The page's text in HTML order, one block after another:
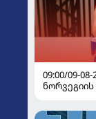
09:00/09-08-